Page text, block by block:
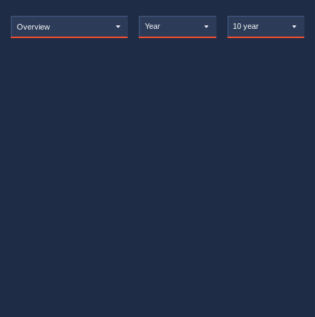
Overview Year 10 year